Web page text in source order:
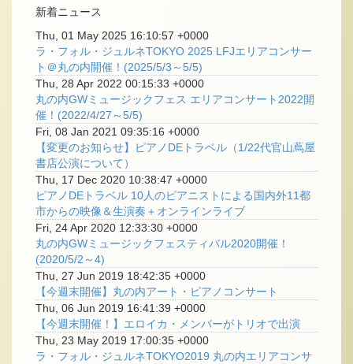
新着ニュース
Thu, 01 May 2025 16:10:57 +0000
ラ・フォル・ジュルネTOKYO 2025 LFJエリアコンサー
ト＠丸の内開催！(2025/5/3～5/5)
Thu, 28 Apr 2022 00:15:33 +0000
丸の内GWミュージックフェス エリアコンサート2022開
催！(2022/4/27～5/5)
Fri, 08 Jan 2021 09:35:16 +0000
【変更のお知らせ】ピアノDEトラベル（1/22代官山蔦屋
書店公演について）
Thu, 17 Dec 2020 10:38:47 +0000
ピアノDEトラベル 10人のピアニストによる国内外11都
市からの映像＆生演奏＋オンラインライブ
Fri, 24 Apr 2020 12:33:30 +0000
丸の内GWミュージックフェスティバル2020開催！
(2020/5/2～4)
Thu, 27 Jun 2019 18:42:35 +0000
【今週末開催】丸の内アート・ピアノコンサート
Thu, 06 Jun 2019 16:41:39 +0000
【今週末開催！】エロイカ・メンバーがトリオで出演
Thu, 23 May 2019 17:00:35 +0000
ラ・フォル・ジュルネTOKYO2019 丸の内エリアコンサ